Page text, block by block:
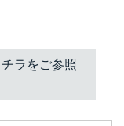
ラをご参照